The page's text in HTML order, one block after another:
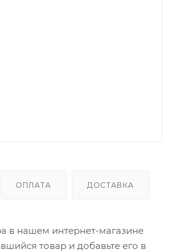
ОПЛАТА ДОСТАВКА
в нашем интернет-магазине
товар и добавьте его в